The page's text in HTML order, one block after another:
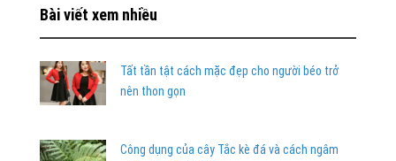
Bài viết xem nhiều
Tất tần tật cách mặc đẹp cho người béo trở
nên thon gọn
Công dụng của cây Tắc kè đá và cách ngâm